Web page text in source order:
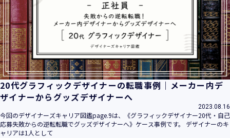
20代グラフィックデザイナーの転職事例｜メーカー内デ
ザイナーからグッズデザイナーへ
2023.08.16
今回のデザイナーズキャリア図鑑page.9は、《グラフィックデザイナー20代・自己
応募失敗からの逆転転職でグッズデザイナーへ》ケース事例です。 デザイナーのキ
ャリアは1人として